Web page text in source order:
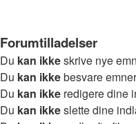
Forumtilladelser
Du kan ikkeskrive nye
Du kan ikkebesvare emner
Du kan ikke redigere dine
Du kan ikkeslette dine